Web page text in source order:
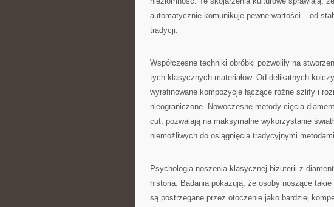
automatycznie komunikuje pewne wartości – od
tradycji.
Współczesne techniki obróbki pozwoliły na
tych klasycznych materiałów. Od delikatnych
wyrafinowane kompozycje łączące różne szlify i
nieograniczone. Nowoczesne metody cięcia
cut, pozwalają na maksymalne wykorzystanie
niemożliwych do osiągnięcia tradycyjnymi
Psychologia noszenia klasycznej biżuterii z
historia. Badania pokazują, że osoby noszące
są postrzegane przez otoczenie jako bardziej